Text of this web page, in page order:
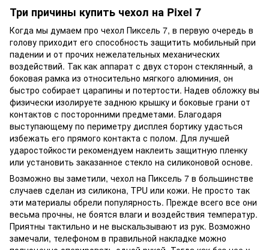
Три причины купить чехол на Pixel 7
Когда мы думаем про чехол Пиксель 7, в первую очередь в
голову приходит его способность защитить мобильный при
падении и от прочих нежелательных механических
воздействий. Так как аппарат с двух сторон стеклянный, а
боковая рамка из относительно мягкого алюминия, он
быстро собирает царапины и потертости. Надев обложку вы
физически изолируете заднюю крышку и боковые грани от
контактов с посторонними предметами. Благодаря
выступающему по периметру дисплея бортику удасться
избежать его прямого контакта с полом. Для лучшей
ударостойкости рекомендуем наклеить защитную пленку
или установить заказанное стекло на силиконовой основе.
Возможно вы заметили, чехол на Пиксель 7 в большинстве
случаев сделан из силикона, TPU или кожи. Не просто так
эти материалы обрели популярность. Прежде всего все они
весьма прочны, не боятся влаги и воздействия температур.
Приятны тактильно и не выскальзывают из рук. Возможно
замечали, телефоном в правильной накладке можно